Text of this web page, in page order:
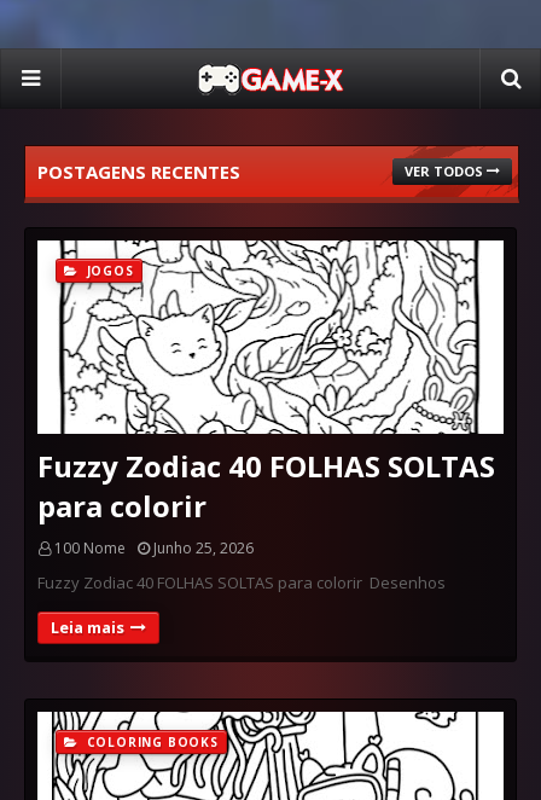
POSTAGENS RECENTES VER TODOS
JOGOS
Fuzzy Zodiac 40 FOLHAS SOLTAS
para colorir
100 Nome Junho 25, 2026
Fuzzy Zodiac 40 FOLHAS SOLTAS para colorir Desenhos
Leia mais
COLORING BOOKS